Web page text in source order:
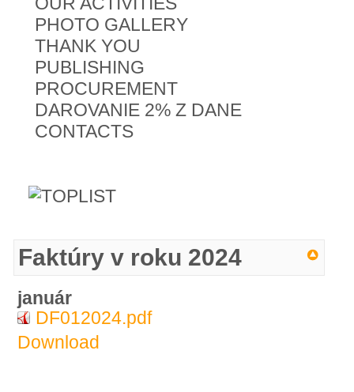
PHOTO GALLERY
THANK YOU
PUBLISHING
PROCUREMENT
DAROVANIE 2% Z DANE
CONTACTS
Faktúry v roku 2024
január
DF012024.pdf
Download